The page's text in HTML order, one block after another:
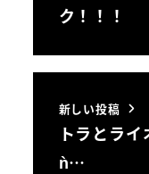
ク！！！
新しい投稿
トラとラ
ǹ…